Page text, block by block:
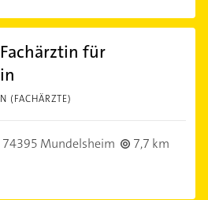
für
(FACHÄRZTE)
74395 Mundelsheim
7,7 km